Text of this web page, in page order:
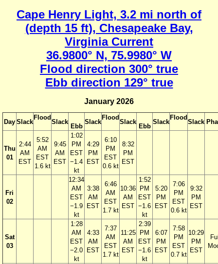
Cape Henry Light, 3.2 mi north of
(depth 15 ft), Chesapeake Bay,
Virginia Current
36.9800° N, 75.9980° W
Flood direction 300° true
Ebb direction 129° true
January 2026
Day Slack
Flood
Slack
Ebb
Slack
Flood
Slack
Ebb
Slack
Flood
Slack
Thu
01
2:44
AM
EST
5:52
AM
EST
1.6 kt
9:45
AM
EST
1:02
PM
EST
−1.4
kt
4:29
PM
EST
6:10
PM
EST
0.6 kt
8:32
PM
EST
Fri
02
12:34
AM
EST
−1.9
kt
3:38
AM
EST
6:46
AM
EST
1.7 kt
10:36
AM
EST
1:52
PM
EST
−1.6
kt
5:20
PM
EST
7:06
PM
EST
0.6 kt
9:32
PM
EST
Sat
03
1:28
AM
EST
−2.0
kt
4:33
AM
EST
7:37
AM
EST
1.7 kt
11:25
AM
EST
2:39
PM
EST
−1.6
kt
6:07
PM
EST
7:58
PM
EST
0.7 kt
10:29
PM
EST